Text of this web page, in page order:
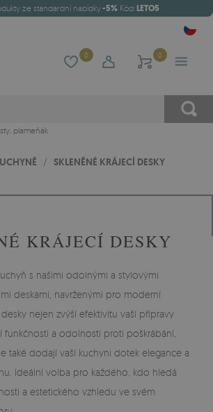
ze standardní nabídky-5%Kód:LETO5
0 0
, plameňák
/ SKLENĚNÉ KRÁJECÍ DESKY
KRÁJECÍ DESKY
s našimi odolnými a stylovými
deskami, navrženými pro moderní
nejen zvýší efektivitu vaší přípravy
funkčnosti a odolnosti proti poškrábání,
také dodají vaší kuchyni dotek elegance a
Ideální volba pro každého, kdo hledá
a estetického vzhledu ve svém